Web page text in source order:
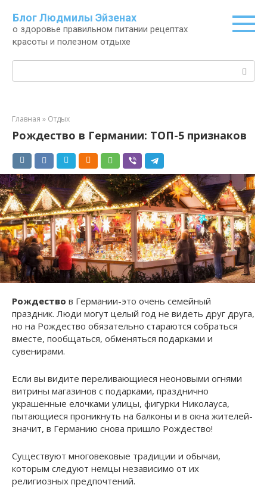
контенту
Блог Людмилы Эйзенах
о здоровье правильном питании рецептах
красоты и полезном отдыхе
Главная » Отдых
Рождество в Германии: ТОП-5 признаков
Рождество в Германии-это очень семейный
праздник. Люди могут целый год не видеть друг друга,
но на Рождество обязательно стараются собраться
вместе, пообщаться, обменяться подарками и
сувенирами.
Если вы видите переливающиеся неоновыми огнями
витрины магазинов с подарками, празднично
украшенные елочками улицы, фигурки Николауса,
пытающиеся проникнуть на балконы и в окна жителей-
значит, в Германию снова пришло Рождество!
Существуют многовековые традиции и обычаи,
которым следуют немцы независимо от их
религиозных предпочтений.